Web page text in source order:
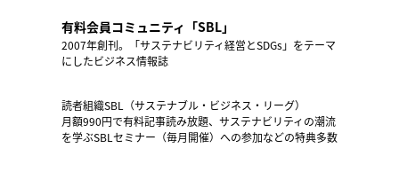
有料会員コミュニティ「SBL」
2007年創刊。「サステナビリティ経営とSDGs」をテーマ
にしたビジネス情報誌
読者組織SBL（サステナブル・ビジネス・リーグ）
月額990円で有料記事読み放題、サステナビリティの潮流
を学ぶSBLセミナー（毎月開催）への参加などの特典多数